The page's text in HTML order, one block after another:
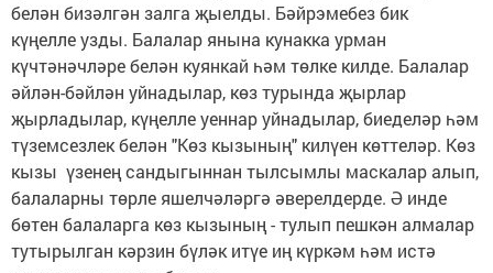
белән бизәлгән залга җыелды. Бәйрэмебез бик
күңелле узды. Балалар янына кунакка урман
күчтәнәчләре белән куянкай һәм төлке килде. Балалар
әйлән-бәйлән уйнадылар, көз турында җырлар
җырладылар, күңелле уеннар уйнадылар, биеделәр һәм
түземсезлек белән "Көз кызының" килүен көттеләр. Көз
кызы үзенең сандыгыннан тылсымлы маскалар алып,
балаларны төрле яшелчәләргә әверелдерде. Ә инде
бөтен балаларга көз кызының - тулып пешкән алмалар
тутырылган кәрзин бүләк итүе иң күркәм һәм истә